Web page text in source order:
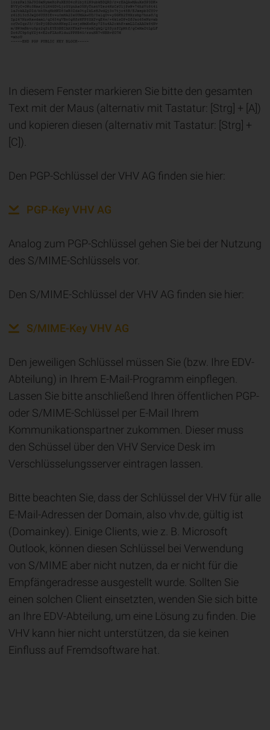
In diesem Fenster markieren Sie bitte den gesamten
Text mit der Maus (alternativ mit Tastatur: [Strg] + [A])
und kopieren diesen (alternativ mit Tastatur: [Strg] +
[C]).
Den PGP-Schlüssel der VHV AG finden sie hier:
PGP-Key VHV AG
Analog zum PGP-Schlüssel gehen Sie bei der Nutzung
des S/MIME-Schlüssels vor.
Den S/MIME-Schlüssel der VHV AG finden sie hier:
S/MIME-Key VHV AG
Den jeweiligen Schlüssel müssen Sie (bzw. Ihre EDV-
Abteilung) in Ihrem E-Mail-Programm einpflegen.
Lassen Sie bitte anschließend Ihren öffentlichen PGP-
oder S/MIME-Schlüssel per E-Mail Ihrem
Kommunikationspartner zukommen. Dieser muss
den Schüssel über den VHV Service Desk im
Verschlüsselungsserver eintragen lassen.
Bitte beachten Sie, dass der Schlüssel der VHV für alle
E-Mail-Adressen der Domain, also vhv.de, gültig ist
(Domainkey). Einige Clients, wie z. B. Microsoft
Outlook, können diesen Schlüssel bei Verwendung
von S/MIME aber nicht nutzen, da er nicht für die
Empfängeradresse ausgestellt wurde. Sollten Sie
einen solchen Client einsetzten, wenden Sie sich bitte
an Ihre EDV-Abteilung, um eine Lösung zu finden. Die
VHV kann hier nicht unterstützen, da sie keinen
Einfluss auf Fremdsoftware hat.